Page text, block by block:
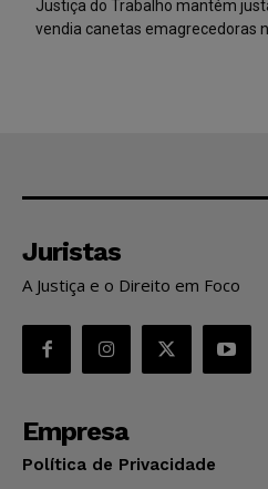
Justiça do Trabalho mantém
vendia canetas emagrecedoras
Juristas
A Justiça e o Direito em Foco
Empresa
Política de Privacidade